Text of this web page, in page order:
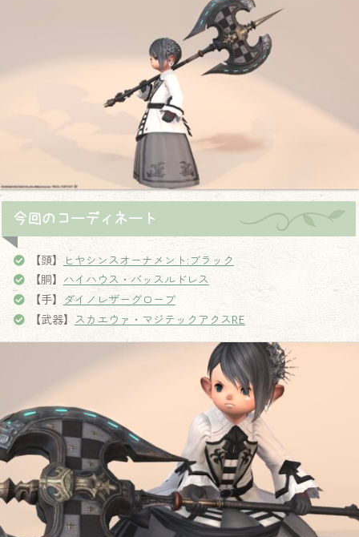
今回のコーディネート
【頭】
ヒヤシンスオーナメント:ブラック
【胴】 ハイハウス・バッスルドレス
【手】
ダイノレザーグローブ
【武器】 スカエウァ・マジテックアクスRE